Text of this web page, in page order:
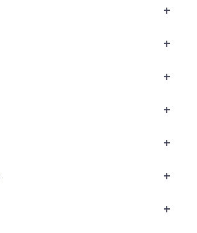
+
+
+
+
+
+
+